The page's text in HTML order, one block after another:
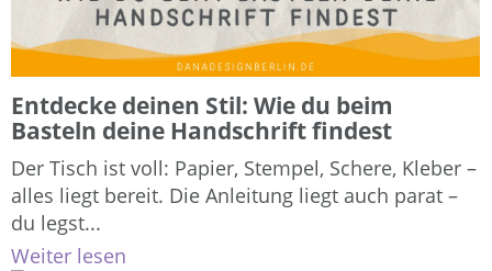
Entdecke deinen Stil: Wie du beim
Basteln deine Handschrift findest
Der Tisch ist voll: Papier, Stempel, Schere, Kleber –
alles liegt bereit. Die Anleitung liegt auch parat –
du legst...
Weiter lesen